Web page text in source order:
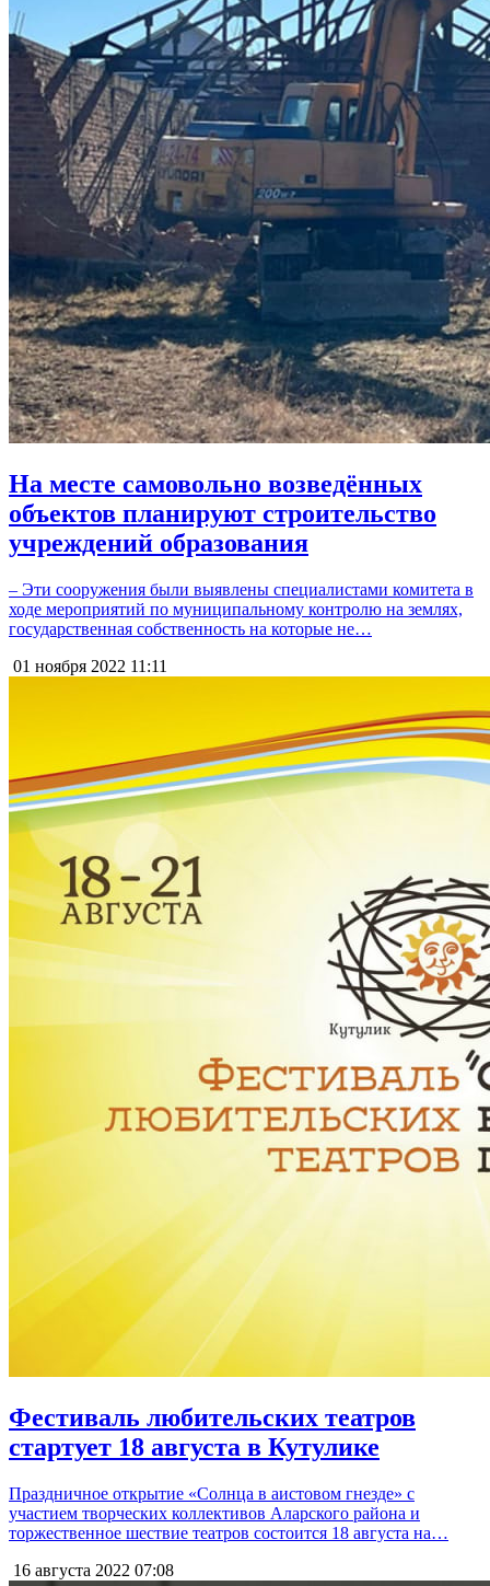
На месте самовольно возведённых
объектов планируют строительство
учреждений образования
– Эти сооружения были выявлены специалистами комитета в
ходе мероприятий по муниципальному контролю на землях,
государственная собственность на которые не…
01 ноября 2022 11:11
Фестиваль любительских театров
стартует 18 августа в Кутулике
Праздничное открытие «Солнца в аистовом гнезде» с
участием творческих коллективов Аларского района и
торжественное шествие театров состоится 18 августа на…
16 августа 2022 07:08